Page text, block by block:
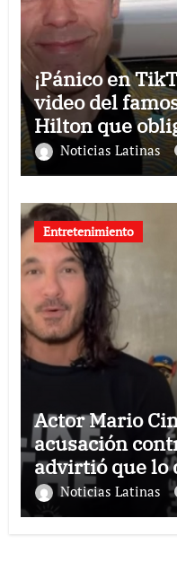
¡Pánico en
video del
Hilton que
ayuda médica
Noticias Latinas
Entretenimiento
Actor Mario
acusación
advirtió que lo
contra es
Noticias Latinas